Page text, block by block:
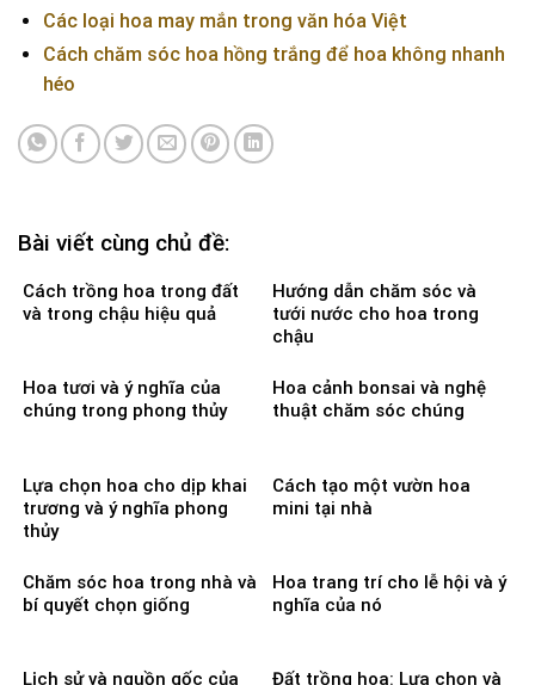
Các loại hoa may mắn trong văn hóa Việt
Cách chăm sóc hoa hồng trắng để hoa không nhanh
héo
Bài viết cùng chủ đề:
Cách trồng hoa trong đất
và trong chậu hiệu quả
Hướng dẫn chăm sóc và
tưới nước cho hoa trong
chậu
Hoa tươi và ý nghĩa của
chúng trong phong thủy
Hoa cảnh bonsai và nghệ
thuật chăm sóc chúng
Lựa chọn hoa cho dịp khai
trương và ý nghĩa phong
thủy
Cách tạo một vườn hoa
mini tại nhà
Chăm sóc hoa trong nhà và
bí quyết chọn giống
Hoa trang trí cho lễ hội và ý
nghĩa của nó
Lịch sử và nguồn gốc của
Đất trồng hoa: Lựa chọn và